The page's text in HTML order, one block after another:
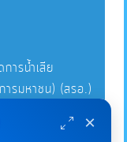
×
ารน้ำเสีย
ารมหาชน) (สรอ.)
าจากพระราชดำริ